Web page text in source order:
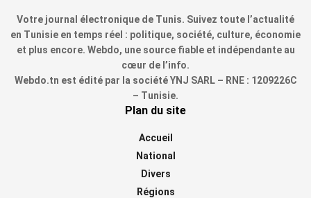
Votre journal électronique de Tunis. Suivez toute l’actualité
en Tunisie en temps réel : politique, société, culture, économie
et plus encore. Webdo, une source fiable et indépendante au
cœur de l’info.
Webdo.tn est édité par la société YNJ SARL – RNE : 1209226C
– Tunisie.
Plan du site
Accueil
National
Divers
Régions